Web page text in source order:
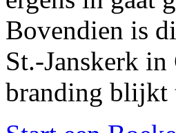
Bovendien is
St.-Janskerk
branding blijkt